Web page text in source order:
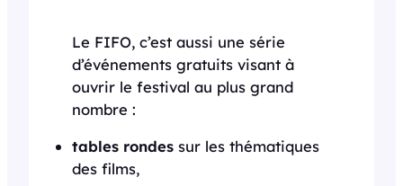
Le FIFO, c’est aussi une série
d’événements gratuits visant à
ouvrir le festival au plus grand
nombre :
tables rondes sur les thématiques
des films,